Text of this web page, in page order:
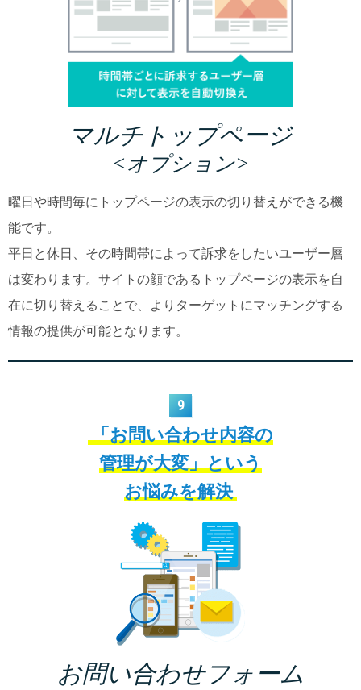
マルチトップページ
<オプション>
曜日や時間毎にトップページの表示の切り替えができる機
能です。
平日と休日、その時間帯によって訴求をしたいユーザー層
は変わります。サイトの顔であるトップページの表示を自
在に切り替えることで、よりターゲットにマッチングする
情報の提供が可能となります。
9
「お問い合わせ内容の
管理が大変」という
お悩みを解決
お問い合わせフォーム